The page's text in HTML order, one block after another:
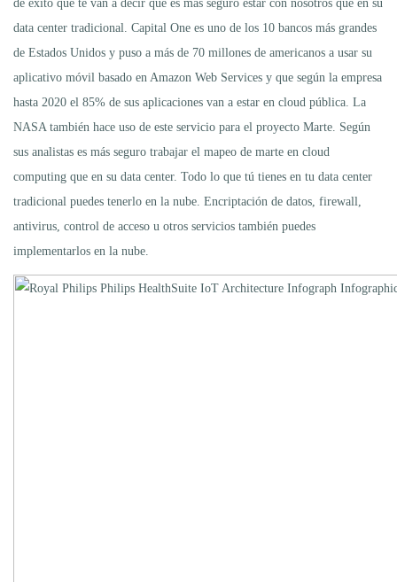
de éxito que te van a decir que es más seguro estar con nosotros que en su
data center tradicional. Capital One es uno de los 10 bancos más grandes
de Estados Unidos y puso a más de 70 millones de americanos a usar su
aplicativo móvil basado en Amazon Web Services y que según la empresa
hasta 2020 el 85% de sus aplicaciones van a estar en cloud pública. La
NASA también hace uso de este servicio para el proyecto Marte. Según
sus analistas es más seguro trabajar el mapeo de marte en cloud
computing que en su data center. Todo lo que tú tienes en tu data center
tradicional puedes tenerlo en la nube. Encriptación de datos, firewall,
antivirus, control de acceso u otros servicios también puedes
implementarlos en la nube.